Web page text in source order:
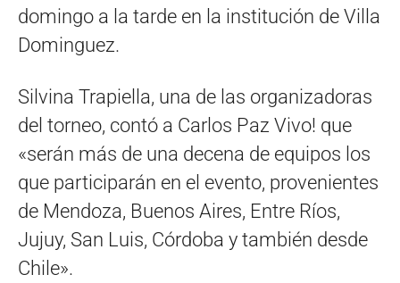
domingo a la tarde en la institución de Villa
Dominguez.
Silvina Trapiella, una de las organizadoras
del torneo, contó a Carlos Paz Vivo! que
«serán más de una decena de equipos los
que participarán en el evento, provenientes
de Mendoza, Buenos Aires, Entre Ríos,
Jujuy, San Luis, Córdoba y también desde
Chile».